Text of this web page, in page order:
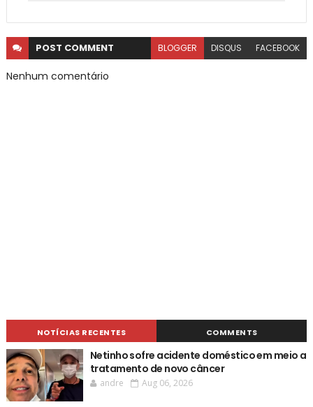
POST COMMENT BLOGGER DISQUS FACEBOOK
Nenhum comentário
NOTÍCIAS RECENTES COMMENTS
Netinho sofre acidente doméstico em meio a
tratamento de novo câncer
andre Aug 06, 2026